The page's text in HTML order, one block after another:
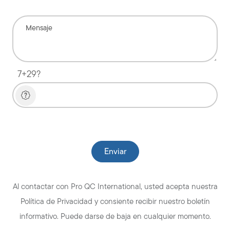
7+29?
Al contactar con Pro QC International, usted acepta nuestra
Política de Privacidad y consiente recibir nuestro boletín
informativo. Puede darse de baja en cualquier momento.